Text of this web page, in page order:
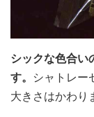
シックな色合い
す。
シャトレー
大きさはかわり